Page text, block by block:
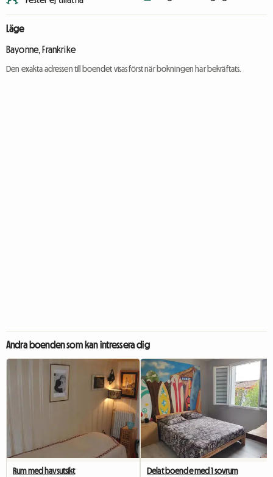
Läge
Bayonne, Frankrike
Den exakta adressen till boendet visas först när bokningen har bekräftats.
Andra boenden som kan intressera dig
Rum med havsutsikt Delat boende med 1 sovrum